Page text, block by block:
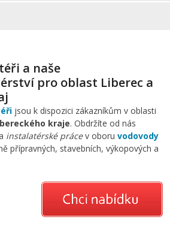
a naše
pro oblast Liberec a
jsou k dispozici zákazníkům v oblasti
kraje. Obdržíte od nás
instalatérské prácev oboru vodovody
přípravných, stavebních, výkopových a